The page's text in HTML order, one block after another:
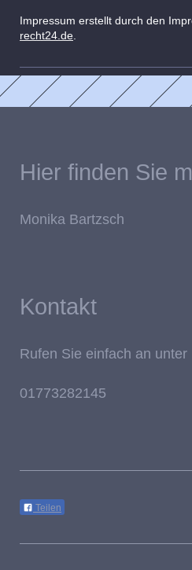
Impressum erstellt durch den
recht24.de
Hier finden Sie
Monika Bartzsch
Kontakt
Rufen Sie einfach an unter
01773282145
Teilen